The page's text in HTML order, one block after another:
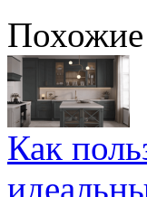
Похожие
Как